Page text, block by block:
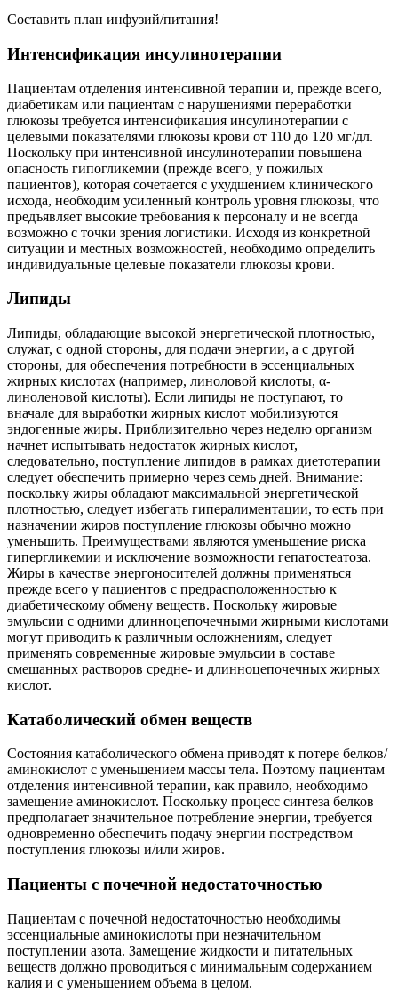
Составить план инфузий/питания!
Интенсификация инсулинотерапии
Пациентам отделения интенсивной терапии и, прежде всего,
диабетикам или пациентам с нарушениями переработки
глюкозы требуется интенсификация инсулинотерапии с
целевыми показателями глюкозы крови от 110 до 120 мг/дл.
Поскольку при интенсивной инсулинотерапии повышена
опасность гипогликемии (прежде всего, у пожилых
пациентов), которая сочетается с ухудшением клинического
исхода, необходим усиленный контроль уровня глюкозы, что
предъявляет высокие требования к персоналу и не всегда
возможно с точки зрения логистики. Исходя из конкретной
ситуации и местных возможностей, необходимо определить
индивидуальные целевые показатели глюкозы крови.
Липиды
Липиды, обладающие высокой энергетической плотностью,
служат, с одной стороны, для подачи энергии, а с другой
стороны, для обеспечения потребности в эссенциальных
жирных кислотах (например, линоловой кислоты, α-
линоленовой кислоты). Если липиды не поступают, то
вначале для выработки жирных кислот мобилизуются
эндогенные жиры. Приблизительно через неделю организм
начнет испытывать недостаток жирных кислот,
следовательно, поступление липидов в рамках диетотерапии
следует обеспечить примерно через семь дней. Внимание:
поскольку жиры обладают максимальной энергетической
плотностью, следует избегать гипералиментации, то есть при
назначении жиров поступление глюкозы обычно можно
уменьшить. Преимуществами являются уменьшение риска
гипергликемии и исключение возможности гепатостеатоза.
Жиры в качестве энергоносителей должны применяться
прежде всего у пациентов с предрасположенностью к
диабетическому обмену веществ. Поскольку жировые
эмульсии с одними длинноцепочечными жирными кислотами
могут приводить к различным осложнениям, следует
применять современные жировые эмульсии в составе
смешанных растворов средне- и длинноцепочечных жирных
кислот.
Катаболический обмен веществ
Состояния катаболического обмена приводят к потере белков/
аминокислот с уменьшением массы тела. Поэтому пациентам
отделения интенсивной терапии, как правило, необходимо
замещение аминокислот. Поскольку процесс синтеза белков
предполагает значительное потребление энергии, требуется
одновременно обеспечить подачу энергии постредством
поступления глюкозы и/или жиров.
Пациенты с почечной недостаточностью
Пациентам с почечной недостаточностью необходимы
эссенциальные аминокислоты при незначительном
поступлении азота. Замещение жидкости и питательных
веществ должно проводиться с минимальным содержанием
калия и с уменьшением объема в целом.